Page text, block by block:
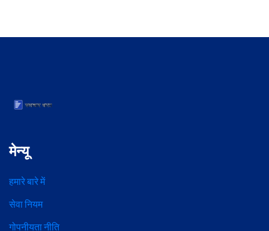
मेन्यू
हमारे बारे में
सेवा नियम
गोपनीयता नीति